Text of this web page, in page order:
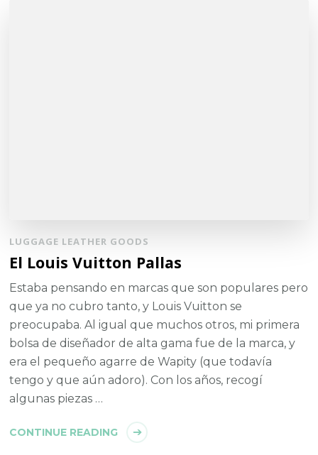
LUGGAGE LEATHER GOODS
El Louis Vuitton Pallas
Estaba pensando en marcas que son populares pero
que ya no cubro tanto, y Louis Vuitton se
preocupaba. Al igual que muchos otros, mi primera
bolsa de diseñador de alta gama fue de la marca, y
era el pequeño agarre de Wapity (que todavía
tengo y que aún adoro). Con los años, recogí
algunas piezas …
CONTINUE READING